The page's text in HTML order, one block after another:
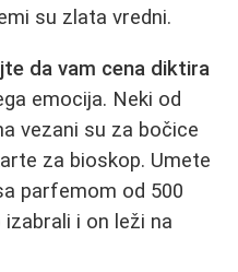
su zlata vredni.
da vam cena diktira
emocija. Neki od
vezani su za bočice
za bioskop. Umete
parfemom od 500
i on leži na